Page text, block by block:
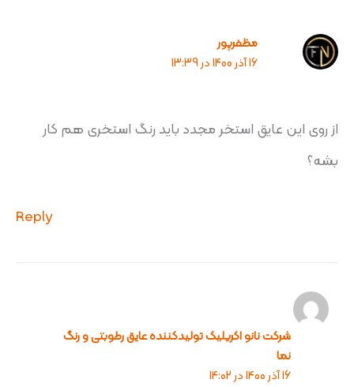
مظفرپور
16 آذر 1400 در 13:39
از روی این عایق استخر مجدد باید رنگ استخری هم کار
بشه؟
Reply
شرکت نانو اکریلیک تولیدکننده عایق رطوبتی و رنگ
نما
16 آذر 1400 در 14:02